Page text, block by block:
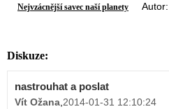
Nejvzácnější savec naší planety Autor:
Diskuze:
nastrouhat a poslat
Vít Ožana,2014-01-31 12:10:24